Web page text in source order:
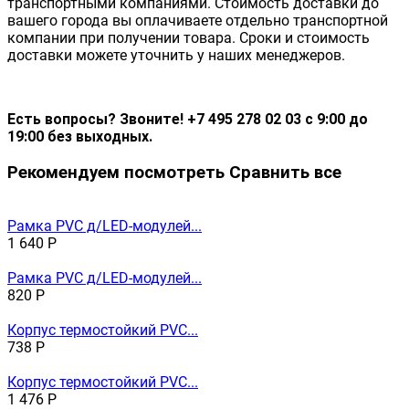
вашего города вы оплачиваете отдельно транспортной
компании при получении товара. Сроки и стоимость
доставки можете уточнить у наших менеджеров.
Есть вопросы? Звоните! +7 495 278 02 03 с 9:00 до
19:00 без выходных.
Рекомендуем посмотреть Сравнить все
Рамка PVC д/LED-модулей...
1 640 Р
Рамка PVC д/LED-модулей...
820 Р
Корпус термостойкий PVC...
738 Р
Корпус термостойкий PVC...
1 476 Р